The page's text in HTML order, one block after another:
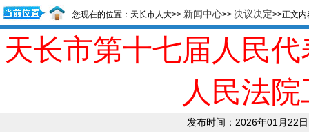
您现在的位置：天长市人大>> 新闻中心>> 决议决定>>正文内
天长市第十七届人民
人民法
发布时间：2026年01月22日